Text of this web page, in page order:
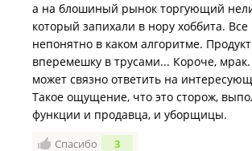
а на блошиный рынок торгующий
который запихали в нору хоббита.
непонятно в каком алгоритме.
вперемешку в трусами... Короче,
может связно ответить на
Такое ощущение, что это сторож,
функции и продавца, и уборщицы.
Спасибо 3